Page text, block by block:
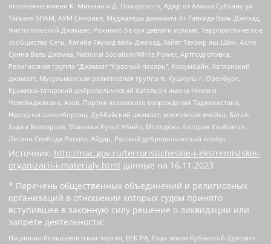
ополчение имени К. Минина и Д. Пожарского, Аджр от Аллаха Субхану уа
Тагьаля SHAM, АУМ Синрике, Муджахеды джамаата Ат-Тавхида Валь-Джихад,
Чистопольский Джамаат, Рохнамо ба суи давлати исломи, Террористическое
сообщество Сеть, Катиба Таухид валь-Джихад, Хайят Тахрир аш-Шам, Ахлю
Сунна Валь Джамаа, National Socialism/White Power, Артподготовка,
Религиозная группа “Джамаат “Красный пахарь”, Колумбайн, Хатлонский
джамаат, Мусульманская религиозная группа п. Кушкуль г. Оренбург,
Крымско-татарский добровольческий батальон имени Номана
Челебиджихана, Азов, Партия исламского возрождения Таджикистана,
Народная самооборона, Дуббайский джамаат, московская ячейка, Батал-
Хаджи Белхороев, Маньяки Культ Убийц, Молодёжь Которая Улыбается,
Легион Свобода России, Айдар, Русский добровольческий корпус
Источник: http://nac.gov.ru/terroristicheskie-i-ekstremistskie-
organizacii-i-materialy.html данные на 16.11.2023
* Перечень общественных объединений и религиозных
организаций в отношении которых судом принято
вступившее в законную силу решение о ликвидации или
запрете деятельности:
Национал-большевистская партия, ВЕК РА, Рада земли Кубанской Духовно